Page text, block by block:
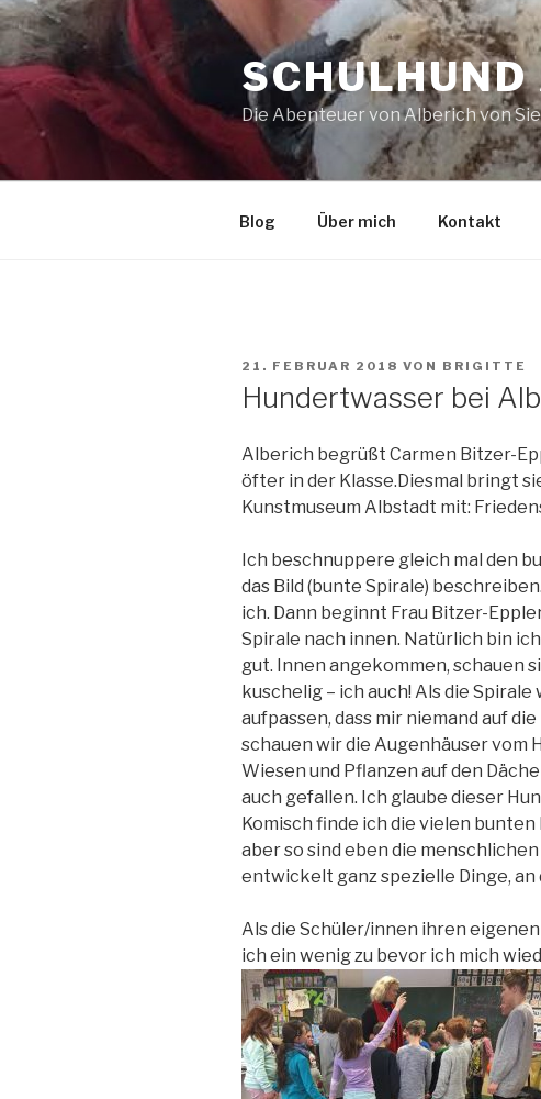
Zum
Inhalt
springen
Die Abenteuer von Alberich von
Blog Über mich Kontakt
VERÖFFENTLICHT
21. FEBRUAR 2018 VON BRIGITTE
Hundertwasser bei
Alberich begrüßt Carmen Bitzer-
öfter in der Klasse.Diesmal bringt
Kunstmuseum Albstadt mit:
Ich beschnuppere gleich mal den
das Bild (bunte Spirale)
ich. Dann beginnt Frau Bitzer-
Spirale nach innen. Natürlich bin
gut. Innen angekommen, schauen
kuschelig – ich auch! Als die
aufpassen, dass mir niemand auf
schauen wir die Augenhäuser vom
Wiesen und Pflanzen auf den
auch gefallen. Ich glaube dieser
Komisch finde ich die vielen
aber so sind eben die
entwickelt ganz spezielle Dinge,
Als die Schüler/innen ihren
ich ein wenig zu bevor ich mich